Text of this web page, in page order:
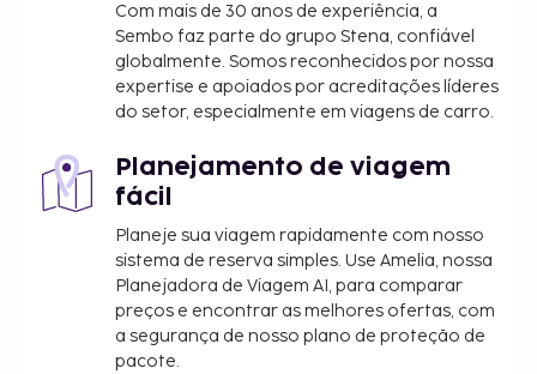
Com mais de 30 anos de experiência, a
Sembo faz parte do grupo Stena, confiável
globalmente. Somos reconhecidos por nossa
expertise e apoiados por acreditações líderes
do setor, especialmente em viagens de carro.
Planejamento de viagem
fácil
Planeje sua viagem rapidamente com nosso
sistema de reserva simples. Use Amelia, nossa
Planejadora de Viagem AI, para comparar
preços e encontrar as melhores ofertas, com
a segurança de nosso plano de proteção de
pacote.